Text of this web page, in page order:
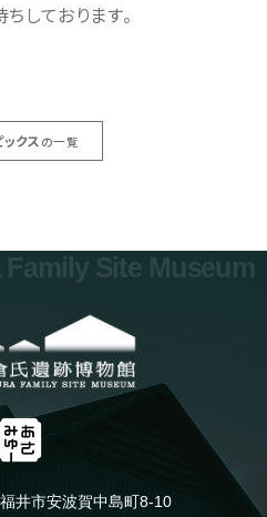
しております。
ックス の一覧
Site Museum
井市安波賀中島町8-10